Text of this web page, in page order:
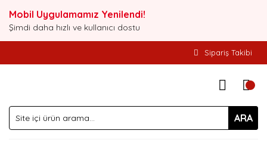
Mobil Uygulamamız Yenilendi!
Şimdi daha hızlı ve kullanıcı dostu
Sipariş Takibi
ARA